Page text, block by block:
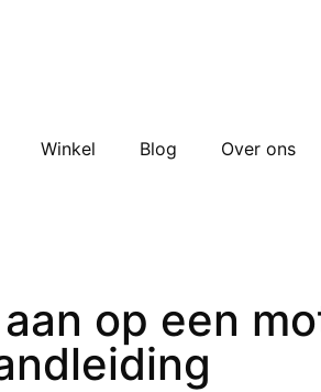
Winkel Blog Over ons
op een